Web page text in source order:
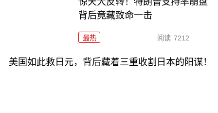
背后竟藏致命一击
最热 阅读 7212
美国如此救日元，背后藏着三重收割日本的阳谋！